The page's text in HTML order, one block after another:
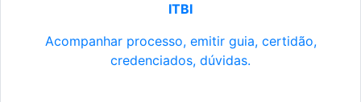
ITBI
Acompanhar processo, emitir guia, certidão,
credenciados, dúvidas.